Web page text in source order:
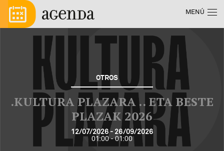
Pasar al contenido principal
Menú principal
OTROS
.KULTURA PLAZARA .. ETA BESTE
PLAZAK 2026
12/07/2026 - 26/09/2026
01:00 - 01:00
MENÚ